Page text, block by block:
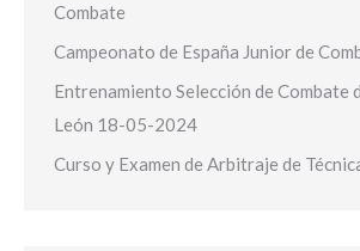
Combate
Campeonato de España Junior de
Entrenamiento Selección de Combate
León 18-05-2024
Curso y Examen de Arbitraje de